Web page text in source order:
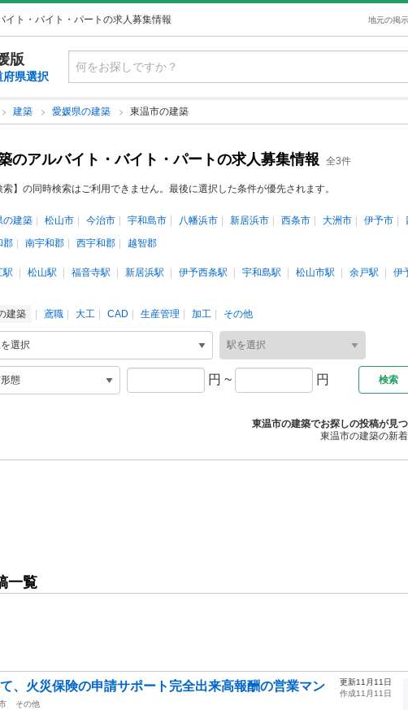
イト・バイト・パートの求人募集情報 地元の掲
版
府県選択
建築 愛媛県の建築 東温市の建築
のアルバイト・バイト・パートの求人募集情報 全3件
】の同時検索はご利用できません。最後に選択した条件が優先されます。
の建築 松山市 今治市 宇和島市 八幡浜市 新居浜市 西条市 大洲市 伊予市
郡
南宇和郡 西宇和郡 越智郡
駅 松山駅 福音寺駅 新居浜駅 伊予西条駅 宇和島駅 松山市駅 余戸駅 伊
建築 鳶職 大工 CAD 生産管理 加工 その他
円 ~ 円
東温市の建築でお探しの投稿が見
東温市の建築の新
一覧
、火災保険の申請サポート完全出来高報酬の営業マン
その他
更新11月11日
作成11月11日